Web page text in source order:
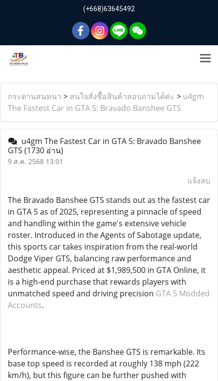
(+668)63645492
กระดานสนทนา > สนใจสั่งซื้อสินค้าสอบถามได้ค่ะ > u4gm
The Fastest Car in GTA 5: Bravado Banshee GTS
u4gm The Fastest Car in GTA 5: Bravado Banshee
GTS (1730 อ่าน)
9 ส.ค. 2568 13:01
แจ้งลบ
The Bravado Banshee GTS stands out as the fastest car
in GTA 5 as of 2025, representing a pinnacle of speed
and handling within the game's extensive vehicle
roster. Introduced in the Agents of Sabotage update,
this sports car takes inspiration from the real-world
Dodge Viper GTS, balancing raw performance and
aesthetic appeal. Priced at $1,989,500 in GTA Online, it
is a high-end purchase that rewards players with
unmatched speed and driving precision GTA 5 Modded
Accounts.
Performance-wise, the Banshee GTS is remarkable. Its
base top speed is recorded at roughly 138 mph (222
km/h), but this figure can be further pushed with